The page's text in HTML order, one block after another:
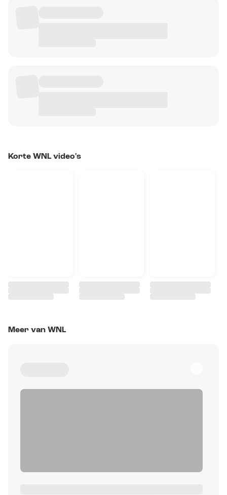
Korte WNL video's
Meer van WNL